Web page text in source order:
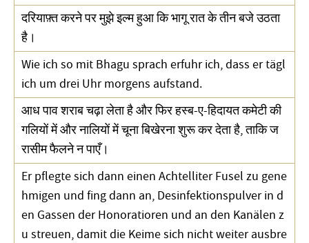
दरियाफ़्त करने पर मुझे इल्म हुआ कि भागू रात के तीन बजे उठता
है।
Wie ich so mit Bhagu sprach erfuhr ich, dass er tägl
ich um drei Uhr morgens aufstand.
आध पाव शराब चढ़ा लेता है और फिर हस्ब-ए-हिदायत कमेटी की
गलियों में और नालियों में चूना बिखेरना शुरू कर देता है, ताकि ज
रासीम फैलने न पाएँ।
Er pflegte sich dann einen Achtelliter Fusel zu gene
hmigen und fing dann an, Desinfektionspulver in d
en Gassen der Honoratioren und an den Kanälen z
u streuen, damit die Keime sich nicht weiter ausbre